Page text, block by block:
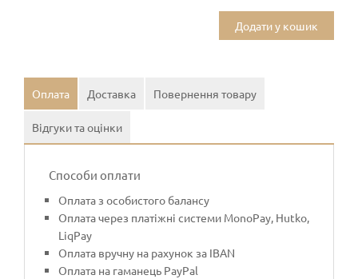
Додати у кошик
Оплата Доставка Повернення товару
Відгуки та оцінки
Способи оплати
Оплата з особистого балансу
Оплата через платіжні системи MonoPay, Hutko,
LiqPay
Оплата вручну на рахунок за IBAN
Оплата на гаманець PayPal